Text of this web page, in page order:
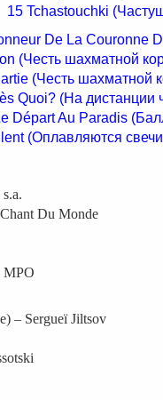
15 Tchastouchki
De La Couronne
(Честь шахматной
(Честь шахматной
Quoi? (На дистанции
Départ Au Paradis
(Оплавляются
Du Monde
MPO
– Sergueï Jiltsov